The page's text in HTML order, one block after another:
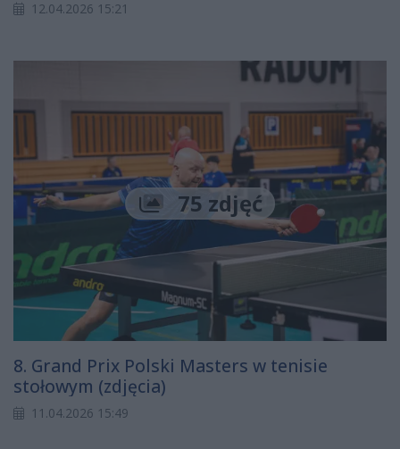
12.04.2026 15:21
75 zdjęć
8. Grand Prix Polski Masters w tenisie
stołowym (zdjęcia)
11.04.2026 15:49